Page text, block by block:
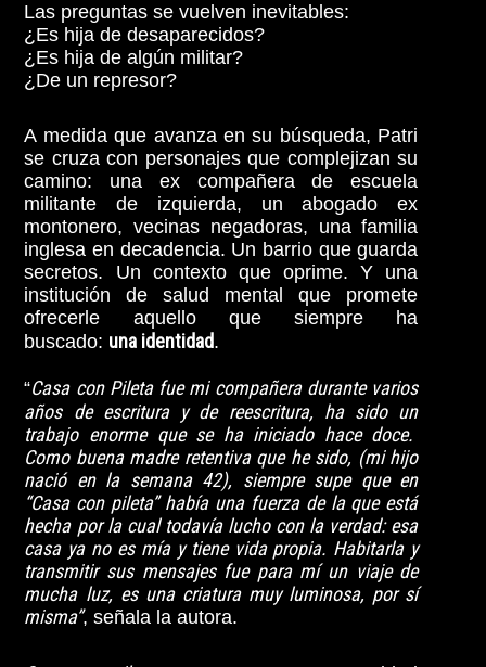
Las preguntas se vuelven inevitables:
¿Es hija de desaparecidos?
¿Es hija de algún militar?
¿De un represor?
A medida que avanza en su búsqueda, Patri
se cruza con personajes que complejizan su
camino: una ex compañera de escuela
militante de izquierda, un abogado ex
montonero, vecinas negadoras, una familia
inglesa en decadencia. Un barrio que guarda
secretos. Un contexto que oprime. Y una
institución de salud mental que promete
ofrecerle aquello que siempre ha
buscado: una identidad.
“Casa con Piletafue mi compañera durante varios
años de escritura y de reescritura, ha sido un
trabajo enorme que se ha iniciado hace doce.
Como buena madre retentiva que he sido, (mi hijo
nació en la semana 42), siempre supe que en
“Casa con pileta” había una fuerza de la que está
hecha por la cual todavía lucho con la verdad: esa
casa ya no es mía y tiene vida propia. Habitarla y
transmitir sus mensajes fue para mí un viaje de
mucha luz, es una criatura muy luminosa, por sí
misma”, señala la autora.